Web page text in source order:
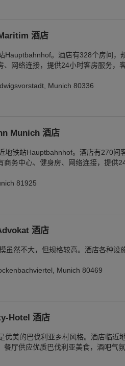
酒店
。酒店有328个房间，
、网络连接，提供24小时客房服务，
Munich 80336
Munich 酒店
铁站Hauptbahnhof。酒店有270间
商务中心、健身房、网络连接，提供
81925
酒店
然不大，但规格较高。酒店各种设
Munich 80469
Hotel 酒店
美的巴伐利亚乡村风格。酒店临近
餐厅供应优质巴伐利亚美食，酒吧气